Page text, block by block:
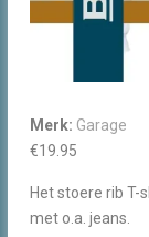
Merk: Garage
€19.95
Het stoere rib
met o.a. jeans.